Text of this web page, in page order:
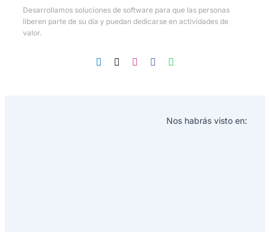
Desarrollamos soluciones de software para que las personas
liberen parte de su día y puedan dedicarse en actividades de
valor.
Nos habrás visto en: